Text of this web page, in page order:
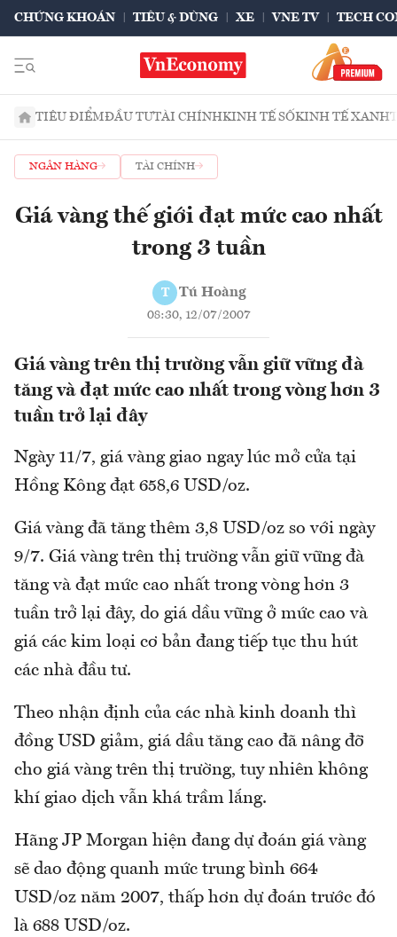
CHỨNG KHOÁN TIÊU & DÙNG XE VNE TV TECH
TIÊU ĐIỂMĐẦU TƯTÀI CHÍNHKINH TẾ SỐKINH TẾ XANH
NGÂN HÀNG TÀI CHÍNH
Giá vàng thế giới đạt mức cao nhất
trong 3 tuần
T Tú Hoàng
08:30, 12/07/2007
Giá vàng trên thị trường vẫn giữ vững đà
tăng và đạt mức cao nhất trong vòng hơn 3
tuần trở lại đây
Ngày 11/7, giá vàng giao ngay lúc mở cửa tại
Hồng Kông đạt 658,6 USD/oz.
Giá vàng đã tăng thêm 3,8 USD/oz so với ngày
9/7. Giá vàng trên thị trường vẫn giữ vững đà
tăng và đạt mức cao nhất trong vòng hơn 3
tuần trở lại đây, do giá dầu vững ở mức cao và
giá các kim loại cơ bản đang tiếp tục thu hút
các nhà đầu tư.
Theo nhận định của các nhà kinh doanh thì
đồng USD giảm, giá dầu tăng cao đã nâng đỡ
cho giá vàng trên thị trường, tuy nhiên không
khí giao dịch vẫn khá trầm lắng.
Hãng JP Morgan hiện đang dự đoán giá vàng
sẽ dao động quanh mức trung bình 664
USD/oz năm 2007, thấp hơn dự đoán trước đó
là 688 USD/oz.